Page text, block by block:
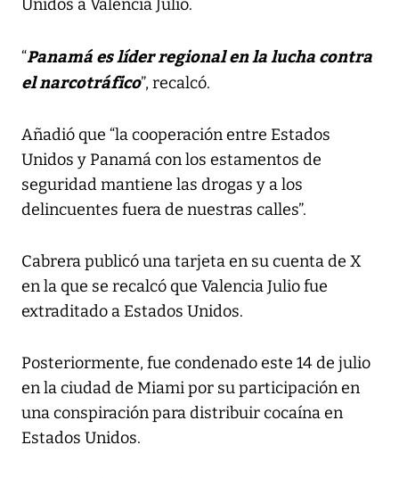
Unidos a Valencia Julio.
“Panamá es líder regional en la lucha contra
el narcotráfico”, recalcó.
Añadió que “la cooperación entre Estados
Unidos y Panamá con los estamentos de
seguridad mantiene las drogas y a los
delincuentes fuera de nuestras calles”.
Cabrera publicó una tarjeta en su cuenta de X
en la que se recalcó que Valencia Julio fue
extraditado a Estados Unidos.
Posteriormente, fue condenado este 14 de julio
en la ciudad de Miami por su participación en
una conspiración para distribuir cocaína en
Estados Unidos.